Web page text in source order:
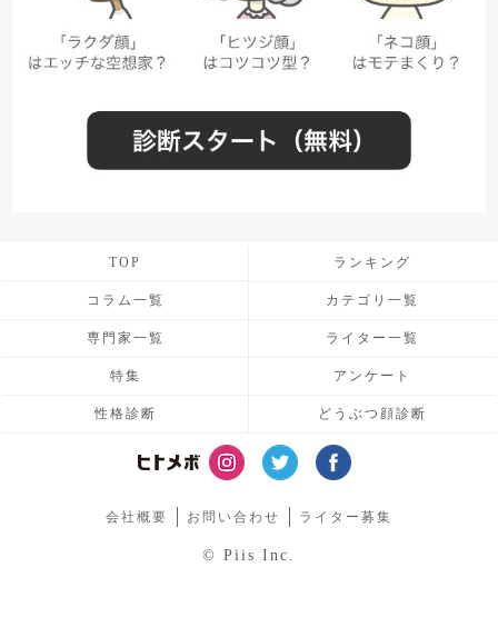
TOP ランキング
コラム一覧 カテゴリ一覧
専門家一覧 ライター一覧
特集 アンケート
性格診断 どうぶつ顔診断
会社概要 お問い合わせ ライター募集
© Piis Inc.